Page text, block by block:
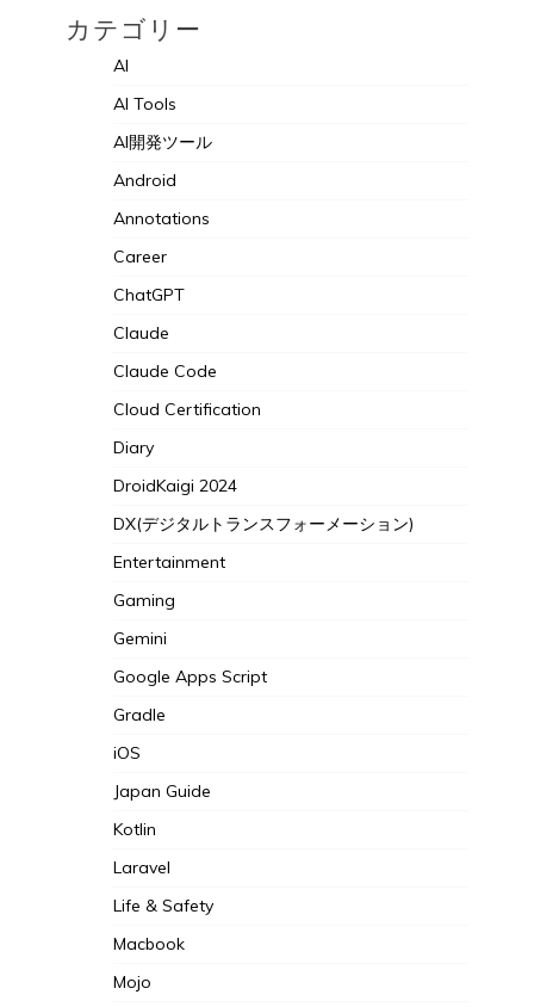
カテゴリー
AI
AI Tools
AI開発ツール
Android
Annotations
Career
ChatGPT
Claude
Claude Code
Cloud Certification
Diary
DroidKaigi 2024
DX(デジタルトランスフォーメーション)
Entertainment
Gaming
Gemini
Google Apps Script
Gradle
iOS
Japan Guide
Kotlin
Laravel
Life & Safety
Macbook
Mojo